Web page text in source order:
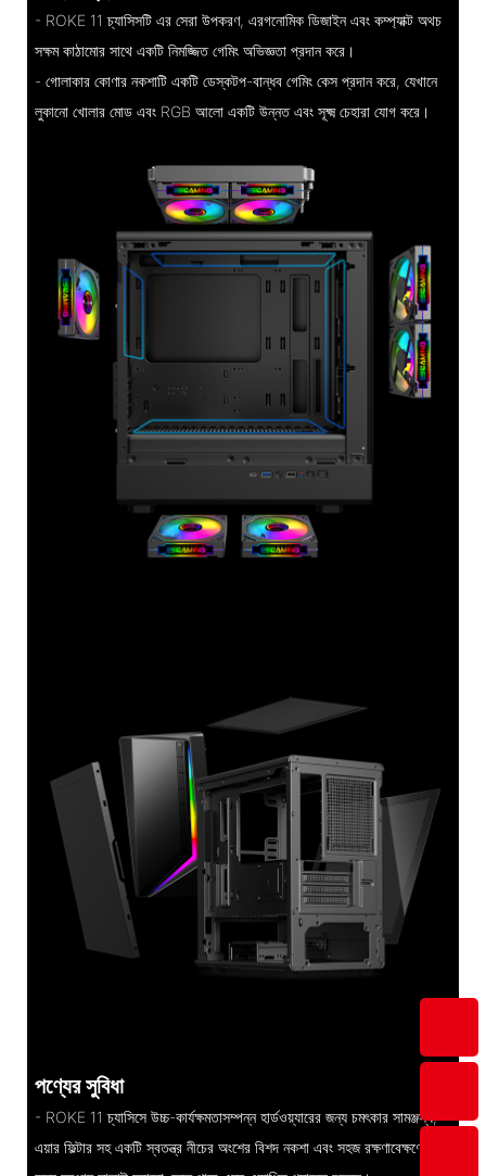
- ROKE 11 চ্যাসিসটি এর সেরা উপকরণ, এরগনোমিক ডিজাইন এবং কম্প্যাক্ট অথচ
সক্ষম কাঠামোর সাথে একটি নিমজ্জিত গেমিং অভিজ্ঞতা প্রদান করে।
- গোলাকার কোণার নকশাটি একটি ডেস্কটপ-বান্ধব গেমিং কেস প্রদান করে, যেখানে
লুকানো খোলার মোড এবং RGB আলো একটি উন্নত এবং সূক্ষ্ম চেহারা যোগ করে।
পণ্যের সুবিধা
- ROKE 11 চ্যাসিসে উচ্চ-কার্যক্ষমতাসম্পন্ন হার্ডওয়্যারের জন্য চমৎকার সামঞ্জস্য,
এয়ার ফিল্টার সহ একটি স্বতন্ত্র নীচের অংশের বিশদ নকশা এবং সহজ রক্ষণাবেক্ষণের